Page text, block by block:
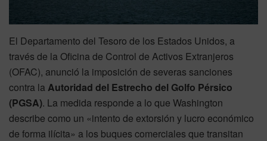
El Departamento del Tesoro de los Estados Unidos, a
través de la Oficina de Control de Activos Extranjeros
(OFAC), anunció la imposición de severas sanciones
contra laAutoridad del Estrecho del Golfo Pérsico
(PGSA). La medida responde a lo que Washington
describe como un «intento de extorsión y lucro económico
de forma ilícita» a los buques comerciales que transitan